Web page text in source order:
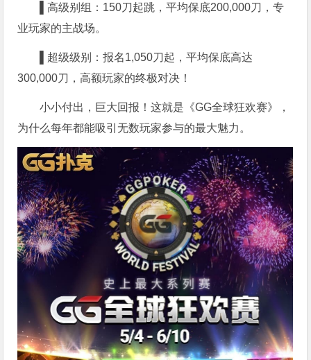
▌高级别组： 150刀起跳，平均保底200,000刀，专
业玩家的主战场。
▌超级级别：报名1,050刀起，平均保底高达
300,000刀，高额玩家的终极对决！
小小付出，巨大回报！这就是《GG全球狂欢赛》，
为什么每年都能吸引无数玩家参与的最大魅力。